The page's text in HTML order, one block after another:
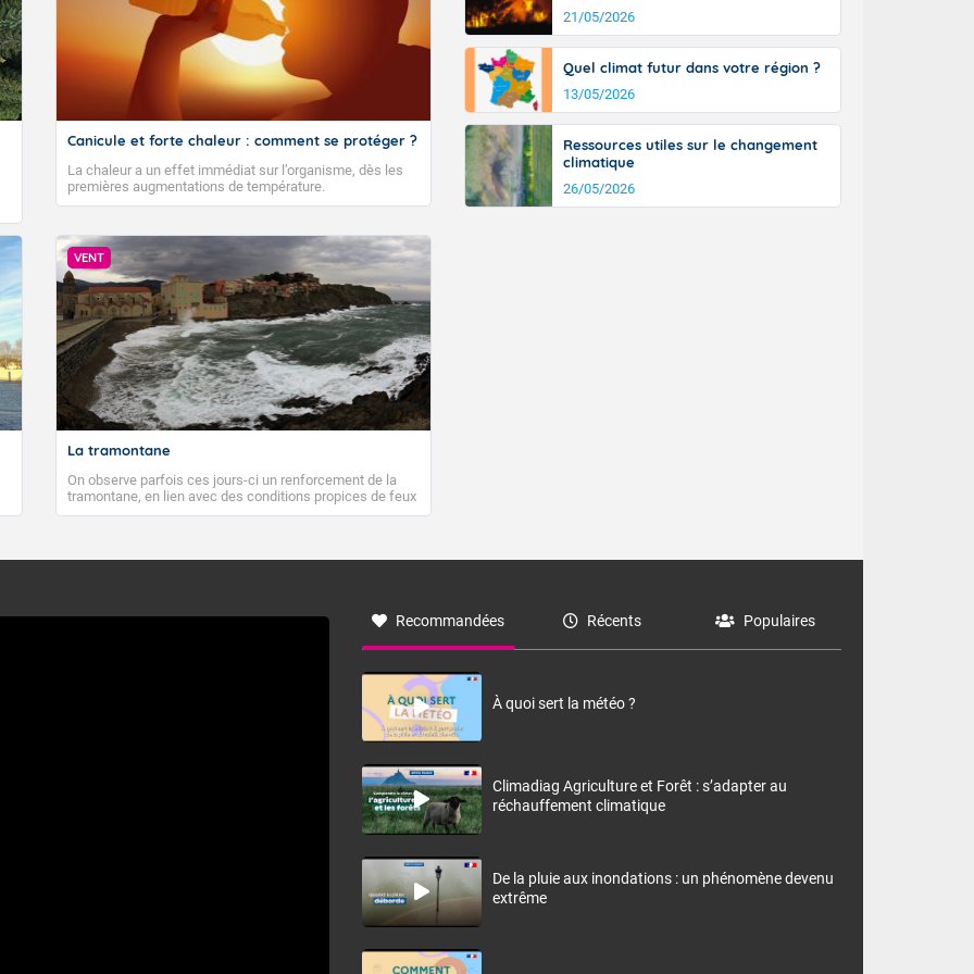
Canicule et forte chaleur : comment se protéger ?
La chaleur a un effet immédiat sur l’organisme, dès les
premières augmentations de température.
VENT
La tramontane
On observe parfois ces jours-ci un renforcement de la
tramontane, en lien avec des conditions propices de feux
de forêt. Mais qu'est-ce que la tramontane ? Quelles sont
à nord-ouest, dans un secteur qui part du Roussillon à la
monts, en allusion aux régions montagneuses d’où
21/05/2026
Quel climat futur dans votre région ?
13/05/2026
Ressources utiles sur le changement
climatique
26/05/2026
Recommandées Récents Populaires
À quoi sert la météo ?
Climadiag Agriculture et Forêt : s’adapter au
réchauffement climatique
De la pluie aux inondations : un phénomène devenu
extrême